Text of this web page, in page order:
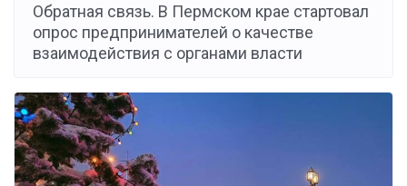
Обратная связь. В Пермском крае стартовал
опрос предпринимателей о качестве
взаимодействия с органами власти